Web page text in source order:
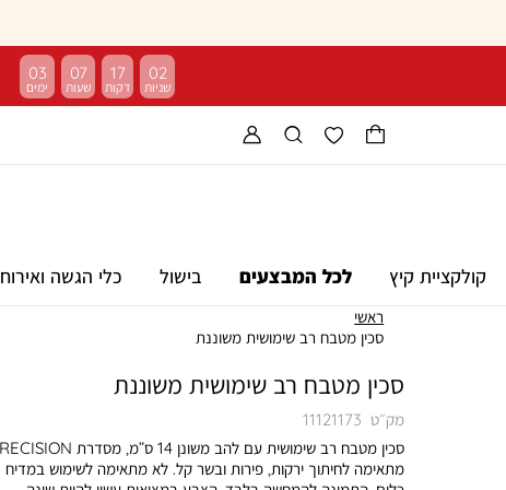
03 07 17 02
קולקציית קיץ לכל המבצעים בישול כלי הגשה ואירוח
ראשי
סכין מטבח רב שימושית משוננת
סכין מטבח רב שימושית משוננת
מק״ט 11121173
מתאימה לחיתוך ירקות, פירות ובשר קל. לא מתאימה לשימוש במדיח